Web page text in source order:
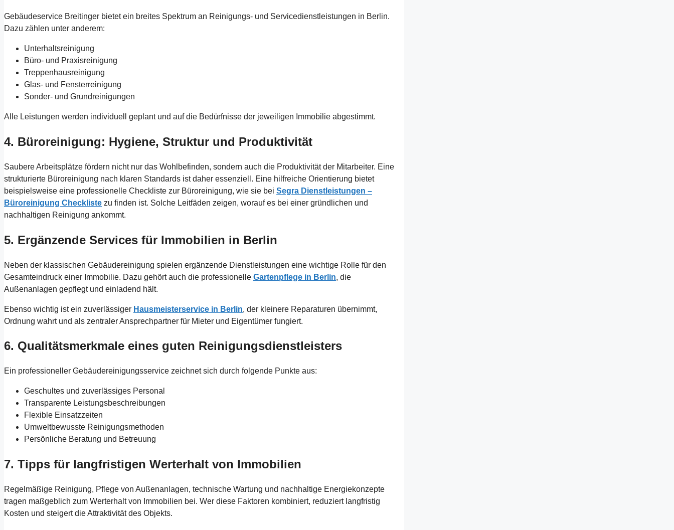
Gebäudeservice Breitinger bietet ein breites Spektrum an Reinigungs- und Servicedienstleistungen in Berlin.
Dazu zählen unter anderem:
Unterhaltsreinigung
Büro- und Praxisreinigung
Treppenhausreinigung
Glas- und Fensterreinigung
Sonder- und Grundreinigungen
Alle Leistungen werden individuell geplant und auf die Bedürfnisse der jeweiligen Immobilie abgestimmt.
4. Büroreinigung: Hygiene, Struktur und Produktivität
Saubere Arbeitsplätze fördern nicht nur das Wohlbefinden, sondern auch die Produktivität der Mitarbeiter. Eine
strukturierte Büroreinigung nach klaren Standards ist daher essenziell. Eine hilfreiche Orientierung bietet
beispielsweise eine professionelle Checkliste zur Büroreinigung, wie sie bei Segra Dienstleistungen –
Büroreinigung Checkliste zu finden ist. Solche Leitfäden zeigen, worauf es bei einer gründlichen und
nachhaltigen Reinigung ankommt.
5. Ergänzende Services für Immobilien in Berlin
Neben der klassischen Gebäudereinigung spielen ergänzende Dienstleistungen eine wichtige Rolle für den
Gesamteindruck einer Immobilie. Dazu gehört auch die professionelle Gartenpflege in Berlin, die
Außenanlagen gepflegt und einladend hält.
Ebenso wichtig ist ein zuverlässiger Hausmeisterservice in Berlin, der kleinere Reparaturen übernimmt,
Ordnung wahrt und als zentraler Ansprechpartner für Mieter und Eigentümer fungiert.
6. Qualitätsmerkmale eines guten Reinigungsdienstleisters
Ein professioneller Gebäudereinigungsservice zeichnet sich durch folgende Punkte aus:
Geschultes und zuverlässiges Personal
Transparente Leistungsbeschreibungen
Flexible Einsatzzeiten
Umweltbewusste Reinigungsmethoden
Persönliche Beratung und Betreuung
7. Tipps für langfristigen Werterhalt von Immobilien
Regelmäßige Reinigung, Pflege von Außenanlagen, technische Wartung und nachhaltige Energiekonzepte
tragen maßgeblich zum Werterhalt von Immobilien bei. Wer diese Faktoren kombiniert, reduziert langfristig
Kosten und steigert die Attraktivität des Objekts.